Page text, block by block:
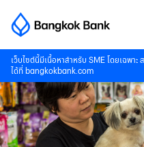
เว็บไซต์นี้มีเนื้อหาสำหรับ SME โดยเฉพาะ
ได้ที่ bangkokbank.com